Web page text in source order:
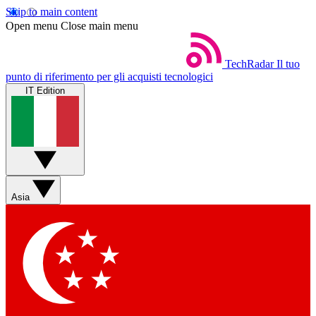
Skip to main content
Open menu Close main menu
TechRadar Il tuo
punto di riferimento per gli acquisti tecnologici
IT Edition
Asia